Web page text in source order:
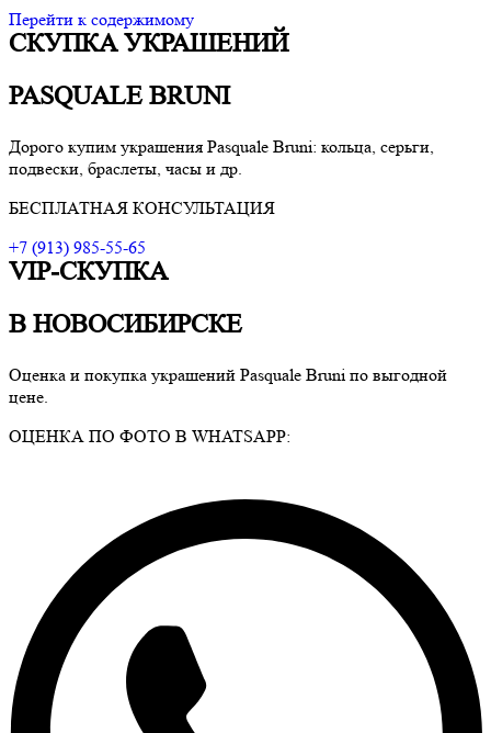
Перейти к содержимому
VIP-скупка в Новосибирске
Скупка в Новосибирске, продать ювелирные украшения
Новосибирск, скупка швейцарских часов в Новосибирске
СКУПКА УКРАШЕНИЙ
PASQUALE BRUNI
Дорого купим украшения Pasquale Bruni: кольца, серьги,
подвески, браслеты, часы и др.
БЕСПЛАТНАЯ КОНСУЛЬТАЦИЯ
+7 (913) 985-55-65
VIP-СКУПКА
В НОВОСИБИРСКЕ
Оценка и покупка украшений Pasquale Bruni по выгодной
цене.
ОЦЕНКА ПО ФОТО В WHATSAPP: